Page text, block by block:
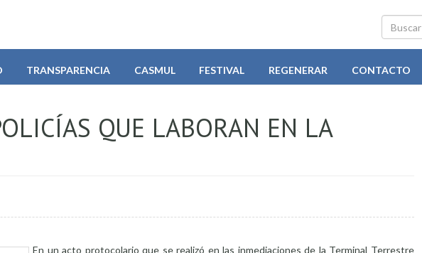
Buscar
TRANSPARENCIA CASMUL FESTIVAL REGENERAR CONTACTO
QUE LABORAN EN LA
En un acto protocolario que se realizó en las inmediaciones de la Terminal Terrestre